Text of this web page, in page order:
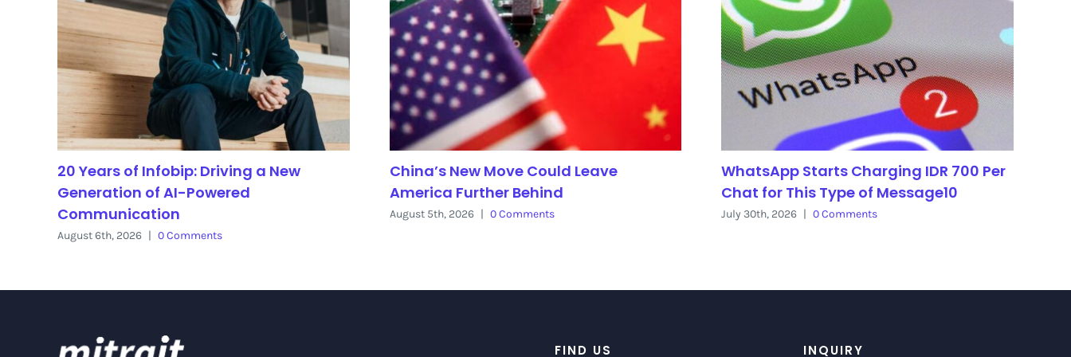
20 Years of Infobip: Driving a New
Generation of AI-Powered
Communication
August 6th, 2026 | 0 Comments
China’s New Move Could Leave
America Further Behind
August 5th, 2026 | 0 Comments
WhatsApp Starts Charging IDR 700 Per
Chat for This Type of Message10
July 30th, 2026 | 0 Comments
FIND US INQUIRY